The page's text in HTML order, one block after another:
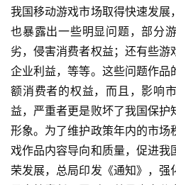
我国移动游戏市场取得快速发展
也暴露出一些明显问题，部分
劣，侵害消费者权益；还有些
企业利益，等等。这些问题作品
额消费者的权益，而且，影响
益，严重者更是败坏了我国保护
形象。为了维护政策年内的市场
戏作品内容导向和质量，促进我
荣发展，总局印发《通知》，